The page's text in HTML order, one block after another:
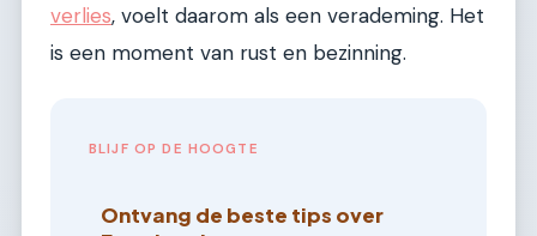
verlies, voelt daarom als een verademing. Het
is een moment van rust en bezinning.
BLIJF OP DE HOOGTE
Ontvang de beste tips over